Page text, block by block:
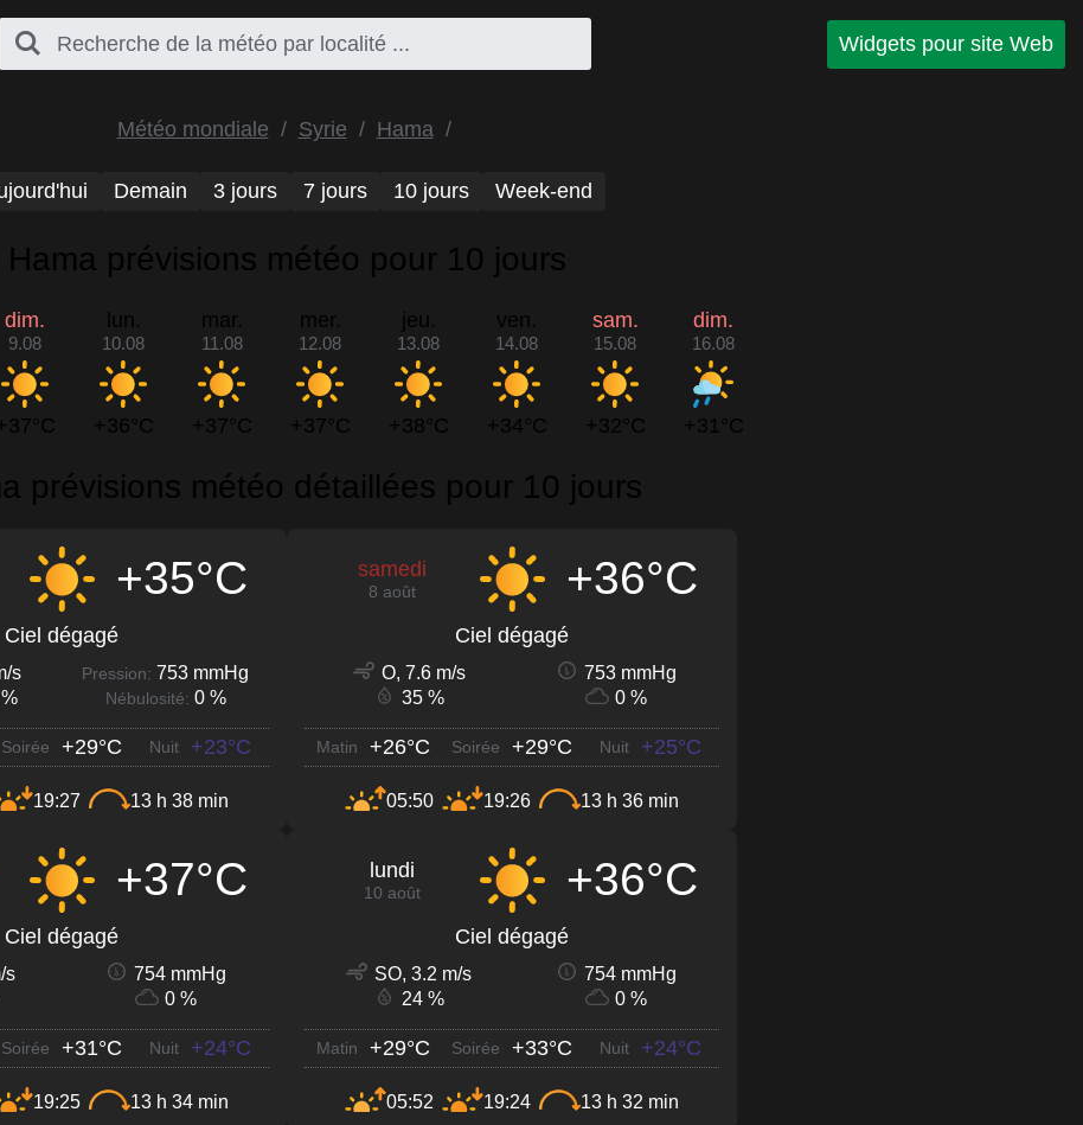
Widgets pour site Web
Météo mondiale Syrie Hama
Demain 3 jours 7 jours 10 jours Week-end
Hama prévisions météo pour 10 jours
dim.
9.08
lun.
10.08
+36°C
mar.
11.08
+37°C
mer.
12.08
+37°C
jeu.
13.08
+38°C
ven.
14.08
+34°C
sam.
15.08
+32°C
dim.
16.08
+31°C
prévisions météo détaillées pour 10 jours
+35°C
Ciel dégagé
s Pression: 753 mmHg
Nébulosité: 0 %
Soirée +29°C Nuit +23°C
19:27 13 h 38 min
samedi
8 août +36°C
Ciel dégagé
O, 7.6 m/s
753 mmHg
35 %
0 %
Matin +26°C Soirée +29°C Nuit +25°C
05:50 19:26 13 h 36 min
+37°C
Ciel dégagé
s
754 mmHg
0 %
Soirée +31°C Nuit +24°C
19:25 13 h 34 min
lundi
10 août +36°C
Ciel dégagé
SO, 3.2 m/s
754 mmHg
24 %
0 %
Matin +29°C Soirée +33°C Nuit +24°C
05:52 19:24 13 h 32 min